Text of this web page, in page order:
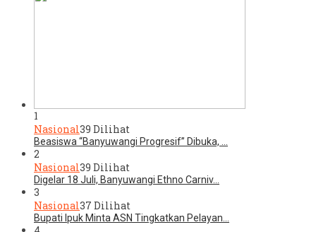
1
Nasional39 Dilihat
Beasiswa “Banyuwangi Progresif” Dibuka, …
2
Nasional39 Dilihat
Digelar 18 Juli, Banyuwangi Ethno Carniv…
3
Nasional37 Dilihat
Bupati Ipuk Minta ASN Tingkatkan Pelayan…